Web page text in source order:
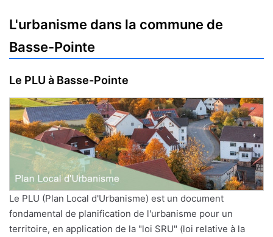
L'urbanisme dans la commune de
Basse-Pointe
Le PLU à Basse-Pointe
Le PLU (Plan Local d'Urbanisme) est un document
fondamental de planification de l'urbanisme pour un
territoire, en application de la "loi SRU" (loi relative à la